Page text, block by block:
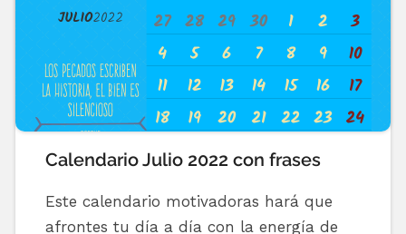
Calendario Julio 2022 con frases
Este calendario motivadoras hará que
afrontes tu día a día con la energía de